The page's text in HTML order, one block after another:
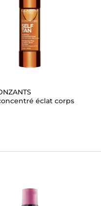
éclat corps